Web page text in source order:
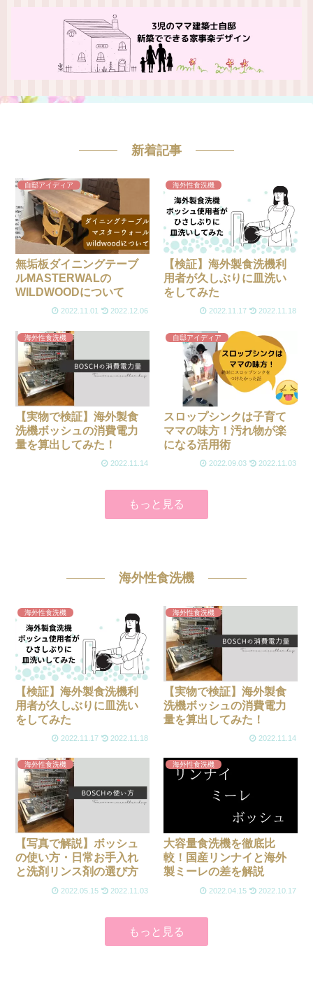
新着記事
自邸アイディア
無垢板ダイニングテーブ
ルMASTERWALの
WILDWOODについて
2022.11.01 2022.12.06
海外性食洗機
【検証】海外製食洗機利
用者が久しぶりに皿洗い
をしてみた
2022.11.17 2022.11.18
海外性食洗機
【実物で検証】海外製食
洗機ボッシュの消費電力
量を算出してみた！
2022.11.14
自邸アイディア
スロップシンクは子育て
ママの味方！汚れ物が楽
になる活用術
2022.09.03 2022.11.03
もっと見る
海外性食洗機
海外性食洗機
【検証】海外製食洗機利
用者が久しぶりに皿洗い
をしてみた
2022.11.17 2022.11.18
海外性食洗機
【実物で検証】海外製食
洗機ボッシュの消費電力
量を算出してみた！
2022.11.14
海外性食洗機
【写真で解説】ボッシュ
の使い方・日常お手入れ
と洗剤リンス剤の選び方
2022.05.15 2022.11.03
海外性食洗機
大容量食洗機を徹底比
較！国産リンナイと海外
製ミーレの差を解説
2022.04.15 2022.10.17
もっと見る